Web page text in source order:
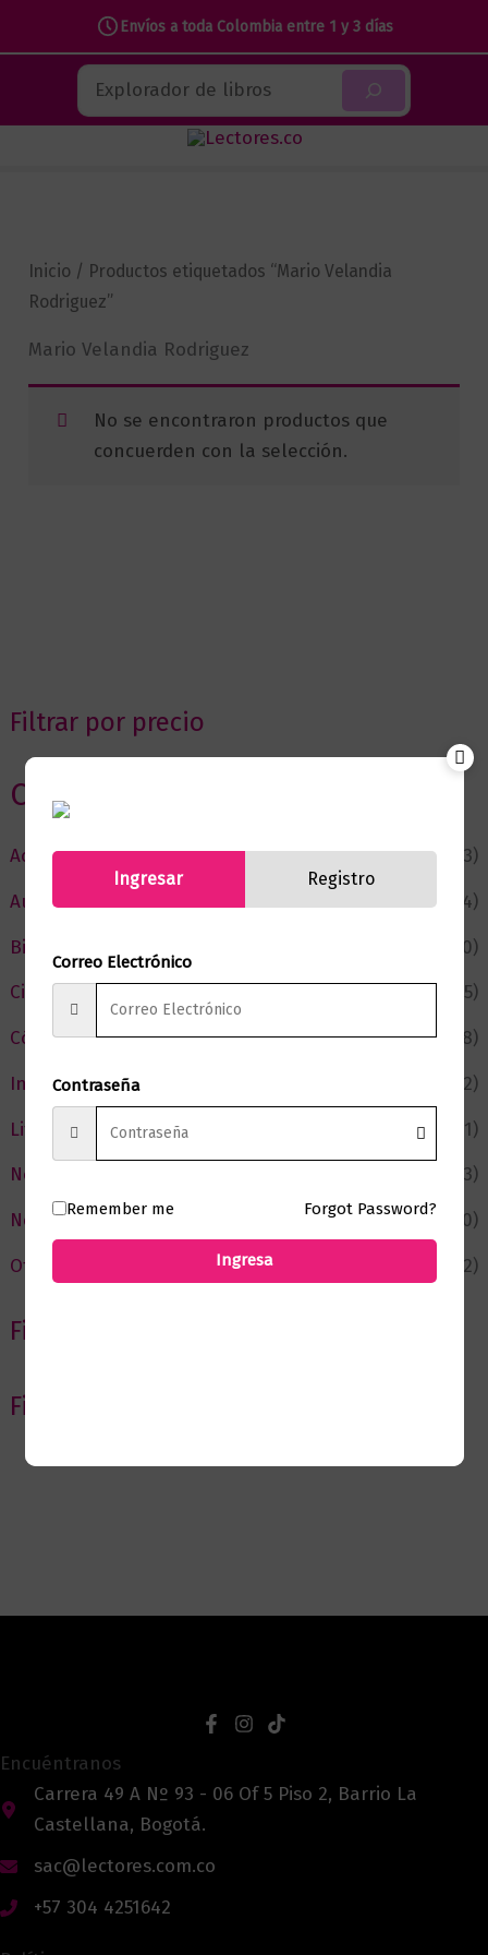
Envíos a toda Colombia entre 1 y 3 días
contenido
Buscar
Filtrar por precio
Categorias
Actualidad
(53)
Autor del Mes
(4)
Bienestar
(230)
Ciencia y Conocimiento
(75)
Cómic y Fantasía
(88)
Infantil y Juvenil
(212)
Literatura
(371)
Negocios
(43)
Novedades
(110)
Ofertas
(12)
Filtrar por Autor
Filtrar por editorial
Inicio / Productos etiquetados “Mario Velandia
Rodriguez”
Mario Velandia Rodriguez
No se encontraron productos que
concuerden con la selección.
Encuéntranos
Carrera 49 A Nº 93 - 06 Of 5 Piso 2, Barrio La
Castellana, Bogotá.
sac@lectores.com.co
+57 304 4251642
Ingresar Registro
Correo Electrónico
Contraseña
Remember me Forgot Password?
Ingresa